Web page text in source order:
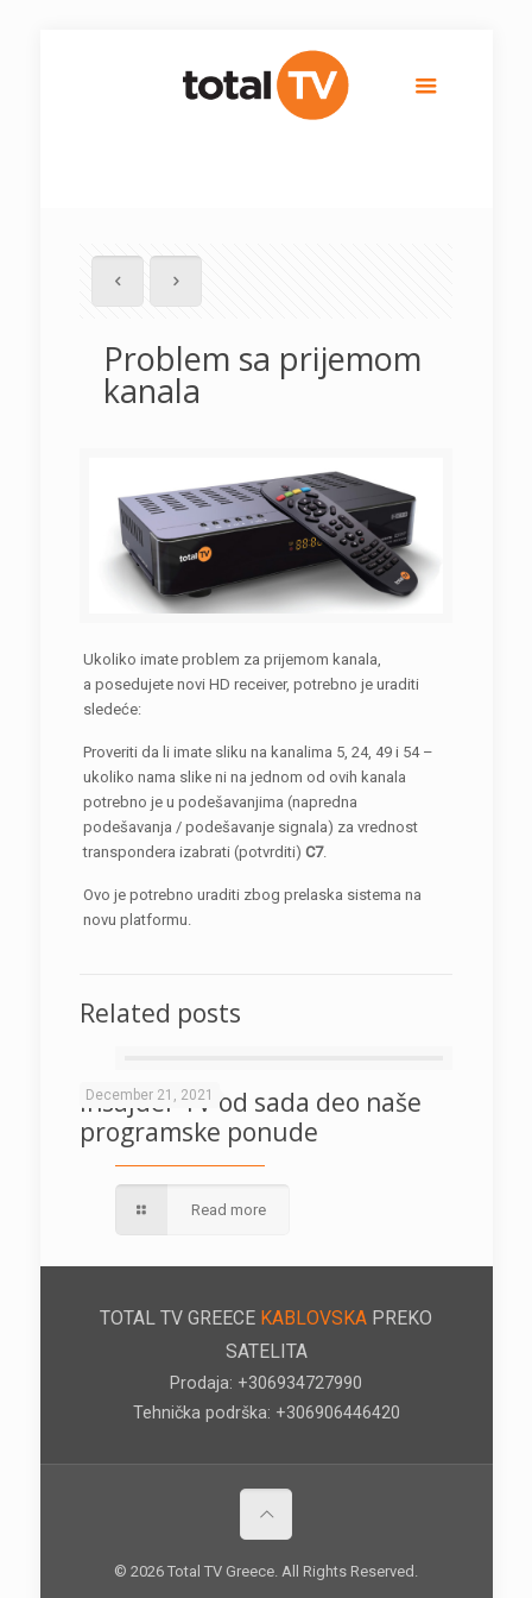
Problem sa prijemom
kanala
Ukoliko imate problem za prijemom kanala,
a posedujete novi HD receiver, potrebno je uraditi
sledeće:
Proveriti da li imate sliku na kanalima 5, 24, 49 i 54 –
ukoliko nama slike ni na jednom od ovih kanala
potrebno je u podešavanjima (napredna
podešavanja / podešavanje signala) za vrednost
transpondera izabrati (potvrditi)C7.
Ovo je potrebno uraditi zbog prelaska sistema na
novu platformu.
Related posts
December 21, 2021
Insajder TV od sada deo naše
programske ponude
Read more
TOTAL TV GREECE KABLOVSKA PREKO
SATELITA
Prodaja: +306934727990
Tehnička podrška: +306906446420
© 2026 Total TV Greece. All Rights Reserved.